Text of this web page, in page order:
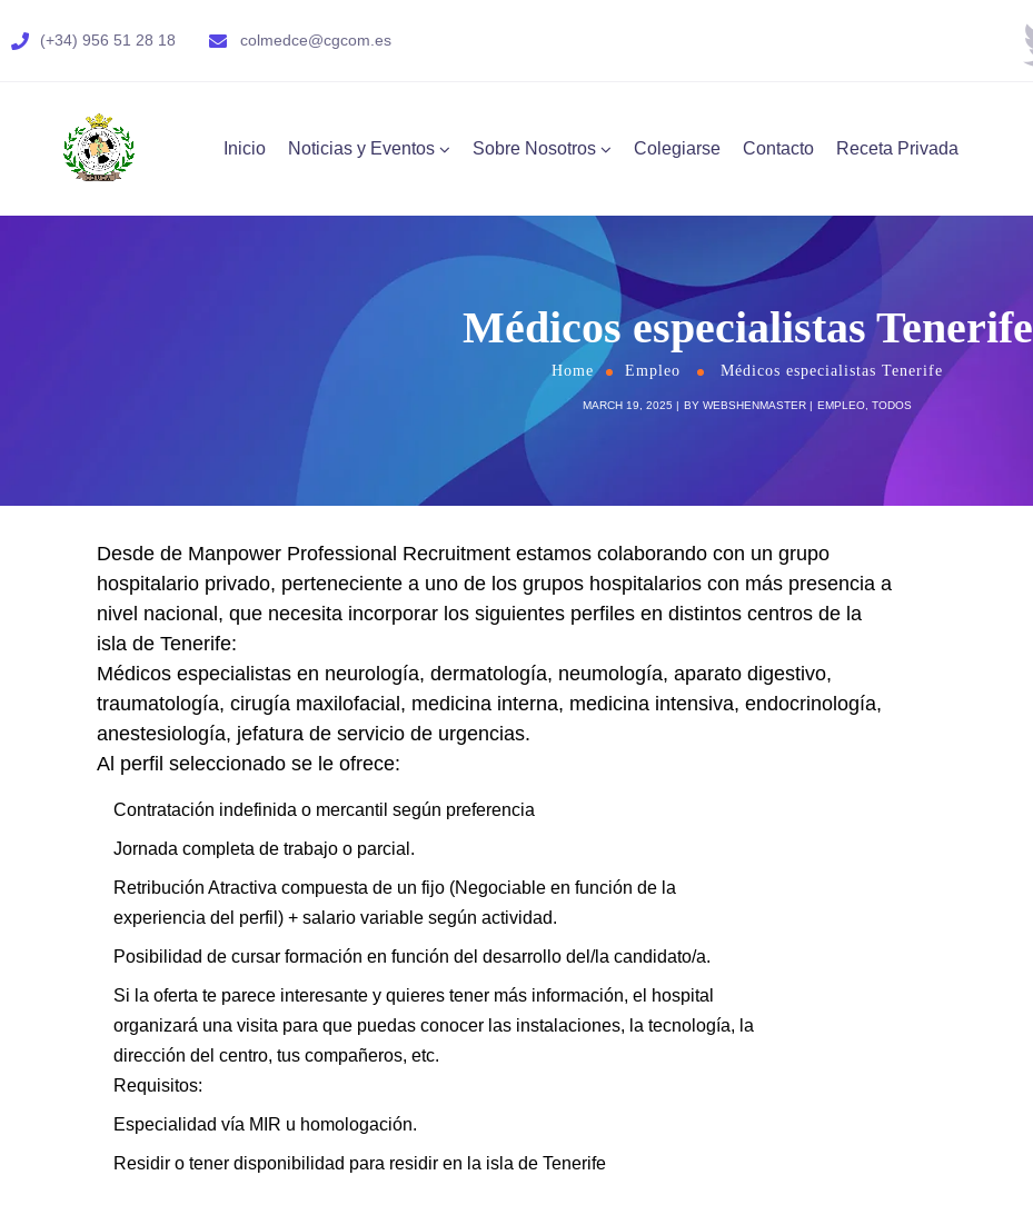
(+34) 956 51 28 18 colmedce@cgcom.es
Inicio Noticias y Eventos Sobre Nosotros Colegiarse Contacto Receta Privada
Médicos especialistas Tenerife
Home Empleo Médicos especialistas Tenerife
MARCH 19, 2025 BY WEBSHENMASTER EMPLEO TODOS
Desde de Manpower Professional Recruitment estamos colaborando con un grupo
hospitalario privado, perteneciente a uno de los grupos hospitalarios con más presencia a
nivel nacional, que necesita incorporar los siguientes perfiles en distintos centros de la
isla de Tenerife:
Médicos especialistas en neurología, dermatología, neumología, aparato digestivo,
traumatología, cirugía maxilofacial, medicina interna, medicina intensiva, endocrinología,
anestesiología, jefatura de servicio de urgencias.
Al perfil seleccionado se le ofrece:
Contratación indefinida o mercantil según preferencia
Jornada completa de trabajo o parcial.
Retribución Atractiva compuesta de un fijo (Negociable en función de la
experiencia del perfil) + salario variable según actividad.
Posibilidad de cursar formación en función del desarrollo del/la candidato/a.
Si la oferta te parece interesante y quieres tener más información, el hospital
organizará una visita para que puedas conocer las instalaciones, la tecnología, la
dirección del centro, tus compañeros, etc.
Requisitos:
Especialidad vía MIR u homologación.
Residir o tener disponibilidad para residir en la isla de Tenerife